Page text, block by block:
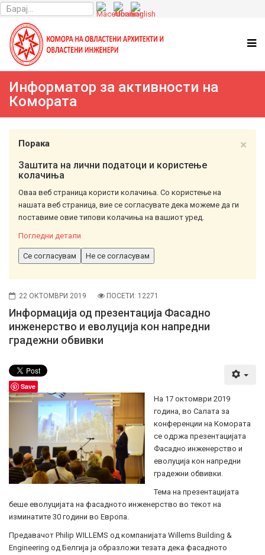
Информатор за активности на
Комората
×
Порака
Заштита на лични податоци и користење
колачиња
Оваа веб страница користи колачиња. Со користење на
нашата веб страница, вие се согласувате дека можеме да ги
поставиме овие типови колачиња на вашиот уред.
Погледни детали
Се согласувам Не се согласувам
22 ОКТОМВРИ 2019 ПОСЕТИ: 12271
Информација од презентација Фасадно
инженерство и еволуција кон напредни
градежни обвивки
Save
На 17 октомври 2019
година, во Салата за
конференции на Комората
се одржа презентацијата
Фасадно инженерство и
еволуција кон напредни
градежни обвивки.
Тема на презентацијата
беше еволуцијата на фасадното инженерство во текот на
изминатите 30 години во Европа.
Предавачот Philip WILLEMS од компанијата Willems Building &
Engineering од Белгија ја образложи тезата дека фасадното